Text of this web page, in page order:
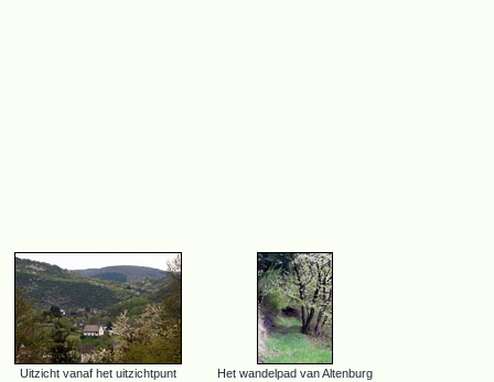
Uitzicht vanaf het uitzichtpunt
Het wandelpad van Altenburg